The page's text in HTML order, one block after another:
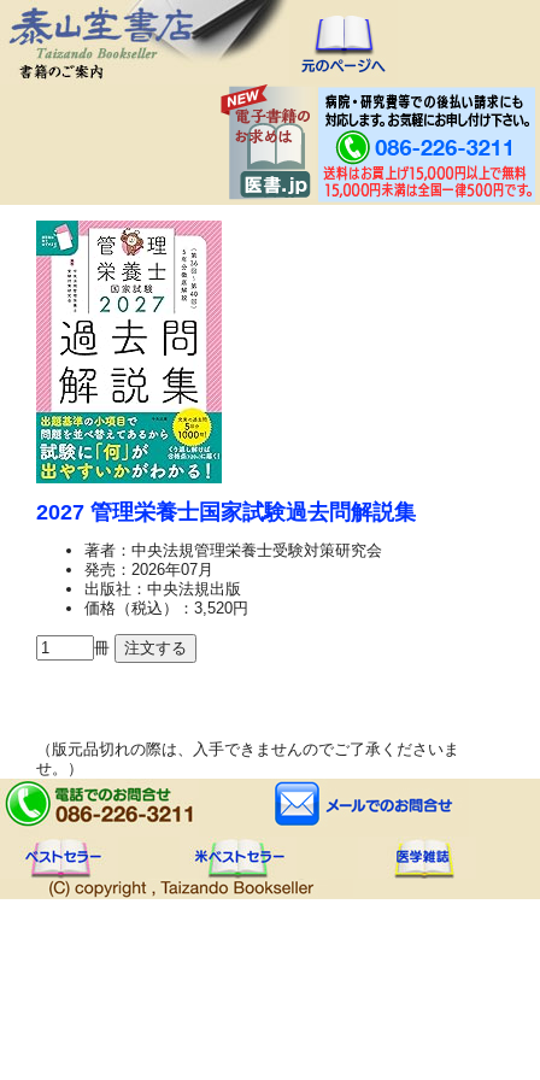
2027 管理栄養士国家試験過去問解説集
著者：中央法規管理栄養士受験対策研究会
発売：2026年07月
出版社：中央法規出版
価格（税込）：3,520円
冊
（版元品切れの際は、入手できませんのでご了承くださいま
せ。）